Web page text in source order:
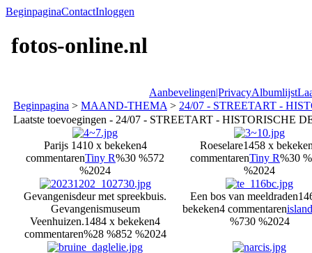
BeginpaginaContactInloggen
fotos-online.nl
Aanbevelingen|PrivacyAlbumlijst
Beginpagina > MAAND-THEMA > 24/07 - STREETART -
Laatste toevoegingen - 24/07 - STREETART - HISTORISCHE
Parijs 1410 x bekeken4
commentarenTiny R%30 %572
%2024
Roeselare1458 x
commentarenTiny R%30
%2024
Gevangenisdeur met spreekbuis.
Gevangenismuseum
Veenhuizen.1484 x bekeken4
commentaren%28 %852 %2024
Een bos van meeldraden
bekeken4 commentaren
%730 %2024